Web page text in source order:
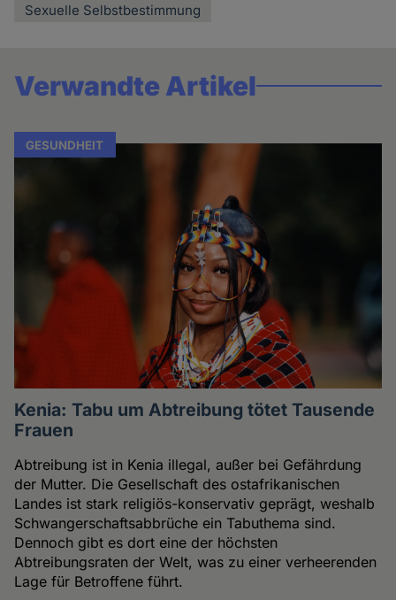
Sexuelle Selbstbestimmung
Verwandte Artikel
GESUNDHEIT
Kenia: Tabu um Abtreibung tötet Tausende
Frauen
Abtreibung ist in Kenia illegal, außer bei Gefährdung
der Mutter. Die Gesellschaft des ostafrikanischen
Landes ist stark religiös-konservativ geprägt, weshalb
Schwangerschaftsabbrüche ein Tabuthema sind.
Dennoch gibt es dort eine der höchsten
Abtreibungsraten der Welt, was zu einer verheerenden
Lage für Betroffene führt.